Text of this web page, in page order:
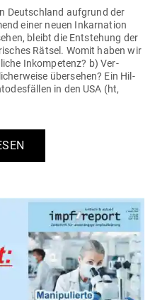
Deutschland auf­grund der
einer neuen Inkar­nation
bleibt die Ent­stehung der
Rätsel. Womit haben wir
Inkom­petenz? b) Ver­
über­sehen? Ein Hil­
in den USA (ht,